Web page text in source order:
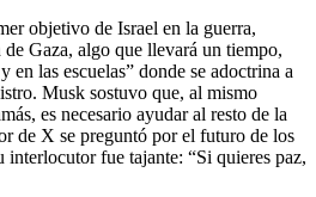
objetivo de Israel en la guerra,
Gaza, algo que llevará un tiempo,
en las escuelas” donde se adoctrina a
Musk sostuvo que, al mismo
es necesario ayudar al resto de la
de X se preguntó por el futuro de los
interlocutor fue tajante: “Si quieres paz,